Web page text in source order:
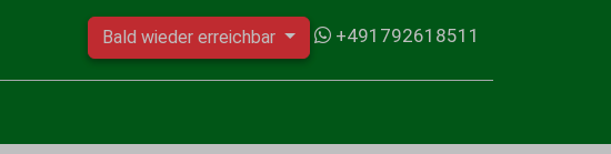
Bald wieder erreichbar +491792618511